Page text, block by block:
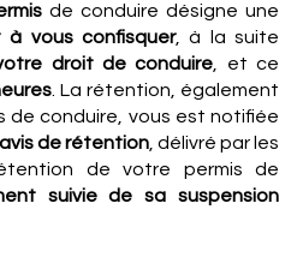
de conduire désigne une
à vous confisquer, à la suite
droit de conduire , et ce
. La rétention, également
de conduire, vous est notifiée
avis de rétention , délivré par les
de votre permis de
suivie de sa suspension